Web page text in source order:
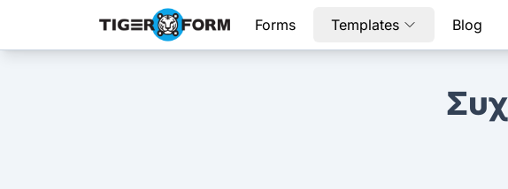
Forms Templates Blog